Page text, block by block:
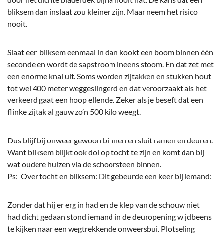
bliksem dan inslaat zou kleiner zijn. Maar neem het risico
nooit.
Slaat een bliksem eenmaal in dan kookt een boom binnen één
seconde en wordt de sapstroom ineens stoom. En dat zet met
een enorme knal uit. Soms worden zijtakken en stukken hout
tot wel 400 meter weggeslingerd en dat veroorzaakt als het
verkeerd gaat een hoop ellende. Zeker als je beseft dat een
flinke zijtak al gauw zo’n 500 kilo weegt.
Dus blijf bij onweer gewoon binnen en sluit ramen en deuren.
Want bliksem blijkt ook dol op tocht te zijn en komt dan bij
wat oudere huizen via de schoorsteen binnen.
Ps: Over tocht en bliksem: Dit gebeurde een keer bij iemand:
Zonder dat hij er erg in had en de klep van de schouw niet
had dicht gedaan stond iemand in de deuropening wijdbeens
te kijken naar een wegtrekkende onweersbui. Plotseling